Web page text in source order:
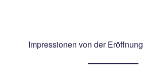
Impressionen von der